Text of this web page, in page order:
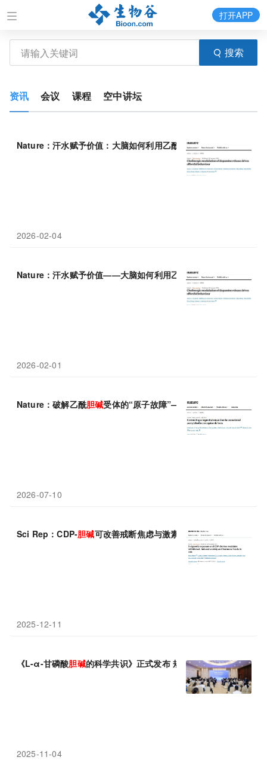
搜索
打开APP
资讯 会议 课程 空中讲坛
Nature：汗水赋予价值：大脑如何利用乙酰 胆碱“欺骗”我们爱上苦
2026-02-04
Nature：汗水赋予价值——大脑如何利用乙酰胆碱“欺骗”我们爱
2026-02-01
Nature：破解乙酰胆碱受体的“原子故障”——两种突变两种命，精
2026-07-10
Sci Rep：CDP-胆碱可改善戒断焦虑与激素紊乱
2025-12-11
《L-α-甘磷酸胆碱的科学共识》正式发布 规范产业发展助力精准
2025-11-04